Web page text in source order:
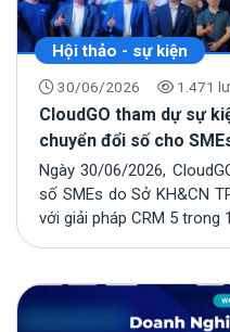
17/07/
Bộ KH&CN
đổi số quốc
thế nào?
13/07/
Hội thảo - sự kiện
30/06/2026 1.471
CloudGO tham dự sự
chuyển đổi số cho
HCA và SIHUB tổ chức
Ngày 30/06/2026,
số SMEs do Sở KH&CN
với giải pháp CRM 5 trong